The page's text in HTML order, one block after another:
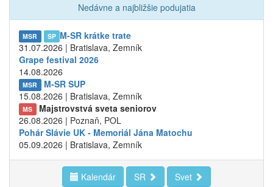
Nedávne a najbližšie podujatia
MSR SP M-SR krátke trate
31.07.2026 | Bratislava, Zemník
Grape festival 2026
14.08.2026
MSR
M-SR SUP
15.08.2026 | Bratislava, Zemník
MS
Majstrovstvá sveta seniorov
26.08.2026 | Poznaň, POL
Pohár Slávie UK - Memoriál Jána Matochu
05.09.2026 | Bratislava, Zemník
Kalendár SR Svet